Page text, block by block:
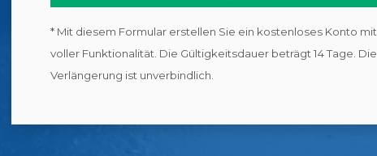
* Mit diesem Formular erstellen Sie ein kostenloses Konto mit
voller Funktionalität. Die Gültigkeitsdauer beträgt 14 Tage. Die
Verlängerung ist unverbindlich.